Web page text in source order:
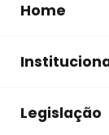
Home
Legislação